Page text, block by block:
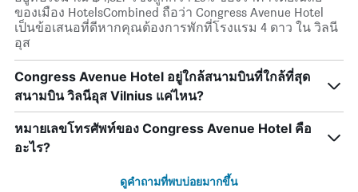
ของเมือง HotelsCombined ถือว่า Congress Avenue Hotel
เป็นข้อเสนอที่ดีหากคุณต้องการพักที่โรงแรม 4 ดาว ใน วิลนี
อุส
Congress Avenue Hotel อยู่ใกล้สนามบินที่ใกล้ที่สุด
สนามบิน วิลนีอุส Vilnius แค่ไหน?
หมายเลขโทรศัพท์ของ Congress Avenue Hotel คือ
อะไร?
ดูคำถามที่พบบ่อยมากขึ้น